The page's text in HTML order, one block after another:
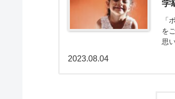
学
「
を
思
2023.08.04